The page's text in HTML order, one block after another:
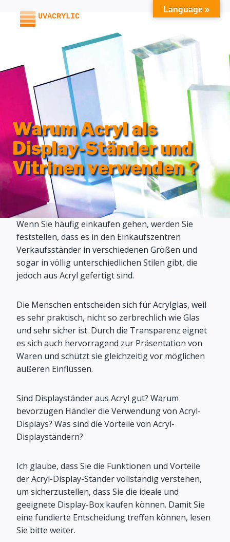
Inhalt
Warum Acryl als
Display-Ständer und
Vitrinen verwenden？
Wenn Sie häufig einkaufen gehen, werden Sie
feststellen, dass es in den Einkaufszentren
Verkaufsständer in verschiedenen Größen und
sogar in völlig unterschiedlichen Stilen gibt, die
jedoch aus Acryl gefertigt sind.
Die Menschen entscheiden sich für Acrylglas, weil
es sehr praktisch, nicht so zerbrechlich wie Glas
und sehr sicher ist. Durch die Transparenz eignet
es sich auch hervorragend zur Präsentation von
Waren und schützt sie gleichzeitig vor möglichen
äußeren Einflüssen.
Sind Displayständer aus Acryl gut? Warum
bevorzugen Händler die Verwendung von Acryl-
Displays? Was sind die Vorteile von Acryl-
Displayständern?
Ich glaube, dass Sie die Funktionen und Vorteile
der Acryl-Display-Ständer vollständig verstehen,
um sicherzustellen, dass Sie die ideale und
geeignete Display-Box kaufen können. Damit Sie
eine fundierte Entscheidung treffen können, lesen
Sie bitte weiter.
Language »